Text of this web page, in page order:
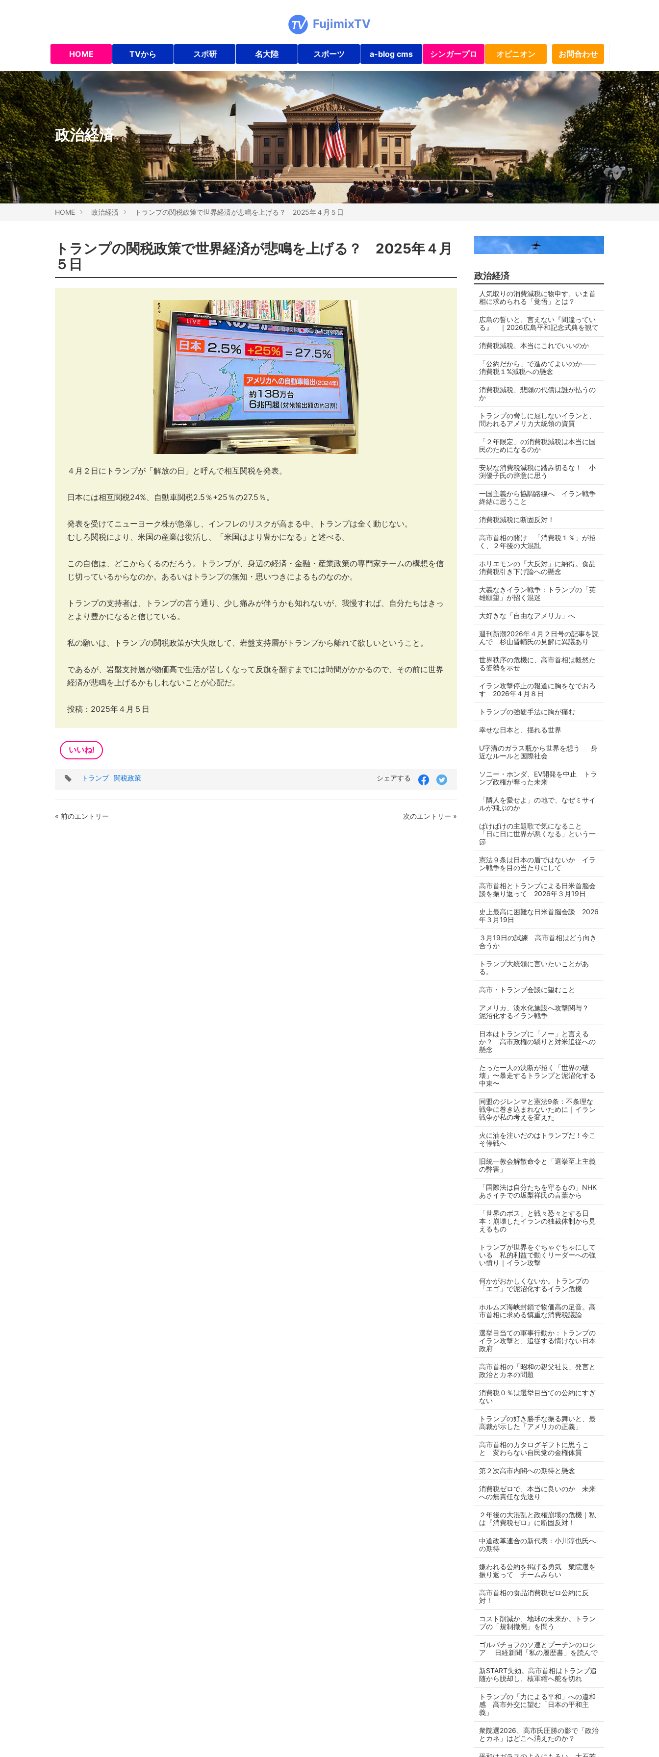
FujimixTV
HOME TVから スポ研 名大陸 スポーツ a-blog cms シンガープロ オピニオン お問合わせ
政治経済
HOME 政治経済 トランプの関税政策で世界経済が悲鳴を上げる？ 2025年４月５日
トランプの関税政策で世界経済が悲鳴を上げる？ 2025年４月
５日
４月２日にトランプが「解放の日」と呼んで相互関税を発表。
日本には相互関税24%、自動車関税2.5％+25％の27.5％。
発表を受けてニューヨーク株が急落し、インフレのリスクが高まる中、トランプは全く動じない。
むしろ関税により、米国の産業は復活し、「米国はより豊かになる」と述べる。
この自信は、どこからくるのだろう。トランプが、身辺の経済・金融・産業政策の専門家チームの構想を信
じ切っているからなのか。あるいはトランプの無知・思いつきによるものなのか。
トランプの支持者は、トランプの言う通り、少し痛みが伴うかも知れないが、我慢すれば、自分たちはきっ
とより豊かになると信じている。
私の願いは、トランプの関税政策が大失敗して、岩盤支持層がトランプから離れて欲しいということ。
であるが、岩盤支持層が物価高で生活が苦しくなって反旗を翻すまでには時間がかかるので、その前に世界
経済が悲鳴を上げるかもしれないことが心配だ。
投稿：2025年４月５日
いいね!
タ
トランプ 関税政策 シェアする
« 前のエントリー 次のエントリー »
政治経済
人気取りの消費減税に物申す、いま首
相に求められる「覚悟」とは？
広島の誓いと、言えない『間違ってい
る』 ｜2026広島平和記念式典を観て
消費税減税、本当にこれでいいのか
「公約だから」で進めてよいのか——
消費税１%減税への懸念
消費税減税、悲願の代償は誰が払うの
か
トランプの脅しに屈しないイランと、
問われるアメリカ大統領の資質
「２年限定」の消費税減税は本当に国
民のためになるのか
安易な消費税減税に踏み切るな！ 小
渕優子氏の辞意に思う
一国主義から協調路線へ イラン戦争
終結に思うこと
消費税減税に断固反対！
高市首相の賭け 「消費税１％」が招
く、２年後の大混乱
ホリエモンの「大反対」に納得。食品
消費税引き下げ論への懸念
大義なきイラン戦争：トランプの「英
雄願望」が招く混迷
大好きな「自由なアメリカ」へ
週刊新潮2026年４月２日号の記事を読
んで 杉山晋輔氏の見解に異議あり
世界秩序の危機に、高市首相は毅然た
る姿勢を示せ
イラン攻撃停止の報道に胸をなでおろ
す 2026年４月８日
トランプの強硬手法に胸が痛む
幸せな日本と、揺れる世界
U字溝のガラス瓶から世界を想う 身
近なルールと国際社会
ソニー・ホンダ、EV開発を中止 トラ
ンプ政権が奪った未来
「隣人を愛せよ」の地で、なぜミサイ
ルが飛ぶのか
ばけばけの主題歌で気になること
「日に日に世界が悪くなる」という一
節
憲法９条は日本の盾ではないか イラ
ン戦争を目の当たりにして
高市首相とトランプによる日米首脳会
談を振り返って 2026年３月19日
史上最高に困難な日米首脳会談 2026
年３月19日
３月19日の試練 高市首相はどう向き
合うか
トランプ大統領に言いたいことがあ
る。
高市・トランプ会談に望むこと
アメリカ、淡水化施設へ攻撃関与？
泥沼化するイラン戦争
日本はトランプに「ノー」と言える
か？ 高市政権の驕りと対米追従への
懸念
たった一人の決断が招く「世界の破
壊」〜暴走するトランプと泥沼化する
中東〜
同盟のジレンマと憲法9条：不条理な
戦争に巻き込まれないために｜イラン
戦争が私の考えを変えた
火に油を注いだのはトランプだ！今こ
そ停戦へ
旧統一教会解散命令と「選挙至上主義
の弊害」
「国際法は自分たちを守るもの」NHK
あさイチでの坂梨祥氏の言葉から
「世界のボス」と戦々恐々とする日
本：崩壊したイランの独裁体制から見
えるもの
トランプが世界をぐちゃぐちゃにして
いる 私的利益で動くリーダーへの強
い憤り｜イラン攻撃
何かがおかしくないか。トランプの
「エゴ」で泥沼化するイラン危機
ホルムズ海峡封鎖で物価高の足音。高
市首相に求める慎重な消費税議論
選挙目当ての軍事行動か：トランプの
イラン攻撃と、追従する情けない日本
政府
高市首相の「昭和の親父社長」発言と
政治とカネの問題
消費税０％は選挙目当ての公約にすぎ
ない
トランプの好き勝手な振る舞いと、最
高裁が示した「アメリカの正義」
高市首相のカタログギフトに思うこ
と 変わらない自民党の金権体質
第２次高市内閣への期待と懸念
消費税ゼロで、本当に良いのか 未来
への無責任な先送り
２年後の大混乱と政権崩壊の危機｜私
は『消費税ゼロ』に断固反対！
中道改革連合の新代表：小川淳也氏へ
の期待
嫌われる公約を掲げる勇気 衆院選を
振り返って チームみらい
高市首相の食品消費税ゼロ公約に反
対！
コスト削減か、地球の未来か。トラン
プの「規制撤廃」を問う
ゴルバチョフのソ連とプーチンのロシ
ア 日経新聞「私の履歴書」を読んで
新START失効。高市首相はトランプ追
随から脱却し、核軍縮へ舵を切れ
トランプの「力による平和」への違和
感 高市外交に望む「日本の平和主
義」
衆院選2026、高市氏圧勝の影で「政治
とカネ」はどこへ消えたのか？